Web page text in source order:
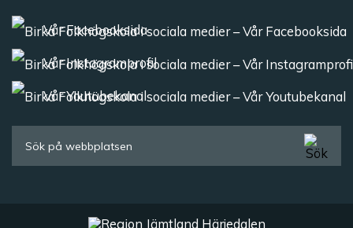
Vår Facebooksida
Vår Instagramprofil
Vår Youtubekanal
Sök efter: